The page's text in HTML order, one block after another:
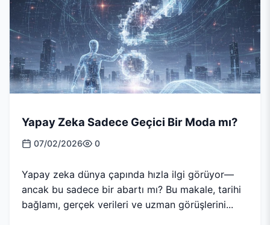
Yapay Zeka Sadece Geçici Bir Moda mı?
07/02/2026 0
Yapay zeka dünya çapında hızla ilgi görüyor—
ancak bu sadece bir abartı mı? Bu makale, tarihi
bağlamı, gerçek verileri ve uzman görüşlerini...